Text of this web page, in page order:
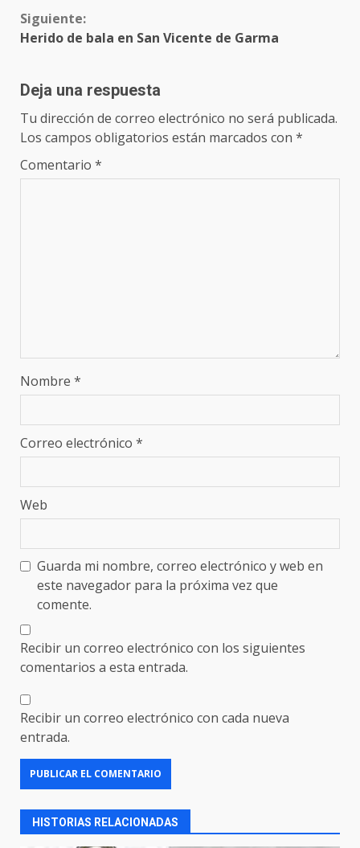
Siguiente:
Herido de bala en San Vicente de Garma
Deja una respuesta
Tu dirección de correo electrónico no será publicada.
Los campos obligatorios están marcados con *
Comentario *
Nombre *
Correo electrónico *
Web
Guarda mi nombre, correo electrónico y web en
este navegador para la próxima vez que
comente.
Recibir un correo electrónico con los siguientes
comentarios a esta entrada.
Recibir un correo electrónico con cada nueva
entrada.
HISTORIAS RELACIONADAS